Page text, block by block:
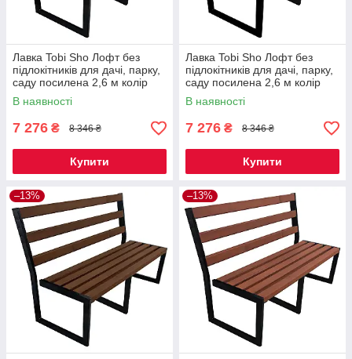
Лавка Tobi Sho Лофт без
підлокітників для дачі, парку,
саду посилена 2,6 м колір
горіх
В наявності
7 276 ₴ 8 346 ₴
Купити
Лавка Tobi Sho Лофт без
підлокітників для дачі, парку,
саду посилена 2,6 м колір
махагоній
В наявності
7 276 ₴ 8 346 ₴
Купити
–13% –13%